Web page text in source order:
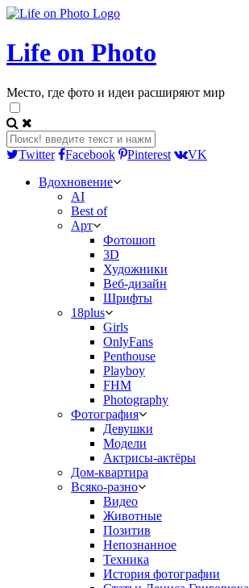
Life on Photo
Место, где фото и идеи расширяют мир
Twitter Facebook Pinterest
VK
Вдохновение
AI
Best of
Арт
Фотошоп
3D
Художники
Веб-дизайн
Шрифты
18plus
Girls
OnlyFans
Penthouse
Playboy
FHM
Photography
Фотография
Девушки
Модели
Актрисы-актёры
Дом-квартира
Всяко-разно
Видео
Животные
Позитив
Непознанное
Техника
История фотографии